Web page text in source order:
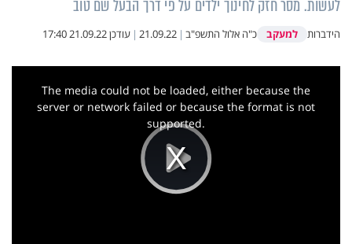
לעשות. מסר חזק לחינוך ילדים על פי דרך הבעל שם טוב
הידברות למעקב כ"ה אלול התשפ"ב |
21.09.22
| עודכן21.09.22 17:40
Play
This
The media could not be loaded, either because the
server or network failed or because the format is not
supported.